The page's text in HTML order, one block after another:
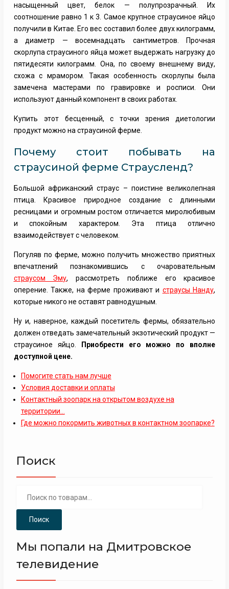
насыщенный цвет, белок — полупрозрачный. Их
соотношение равно 1 к 3. Самое крупное страусиное яйцо
получили в Китае. Его вес составил более двух килограмм,
а диаметр — восемнадцать сантиметров. Прочная
скорлупа страусиного яйца может выдержать нагрузку до
пятидесяти килограмм. Она, по своему внешнему виду,
схожа с мрамором. Такая особенность скорлупы была
замечена мастерами по гравировке и росписи. Они
используют данный компонент в своих работах.
Купить этот бесценный, с точки зрения диетологии
продукт можно на страусиной ферме.
Почему стоит побывать на
страусиной ферме Страусленд?
Большой африканский страус – поистине великолепная
птица. Красивое природное создание с длинными
ресницами и огромным ростом отличается миролюбивым
и спокойным характером. Эта птица отлично
взаимодействует с человеком.
Погуляв по ферме, можно получить множество приятных
впечатлений познакомившись с очаровательным
страусом Эму, рассмотреть поближе его красивое
оперение. Также, на ферме проживают и страусы Нанду,
которые никого не оставят равнодушным.
Ну и, наверное, каждый посетитель фермы, обязательно
должен отведать замечательный экзотический продукт —
страусиное яйцо.
Приобрести его можно по вполне
доступной цене.
Помогите стать нам лучше
Условия доставки и оплаты
Контактный зоопарк на открытом воздухе на
территории…
Где можно покормить животных в контактном зоопарке?
Поиск
Поиск
Мы попали на Дмитровское
телевидение